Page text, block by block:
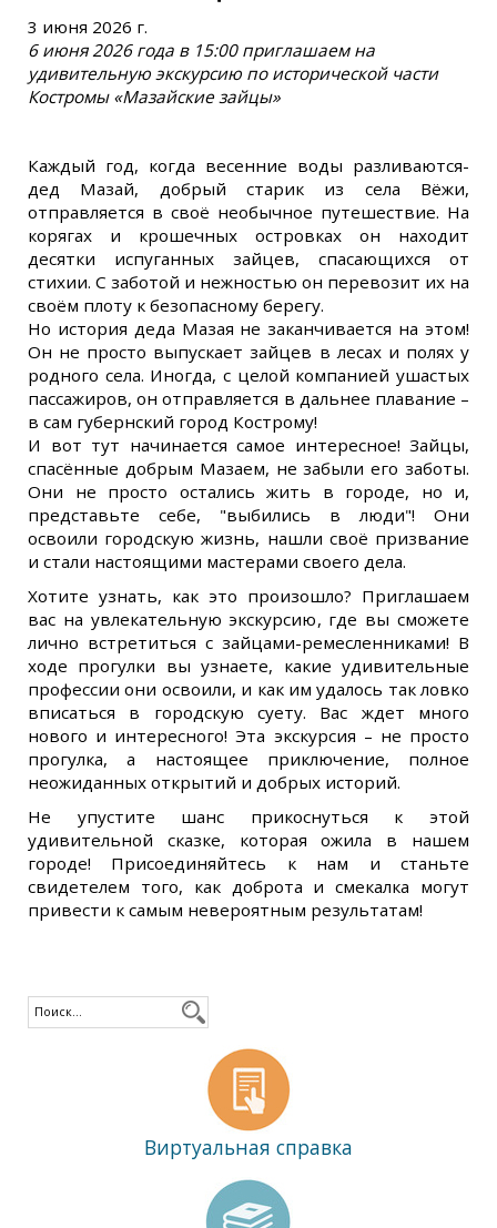
3 июня 2026 г.
6 июня 2026 года в 15:00 приглашаем на
удивительную экскурсию по исторической части
Костромы «Мазайские зайцы»
Каждый год, когда весенние воды разливаются-
дед Мазай, добрый старик из села Вёжи,
отправляется в своё необычное путешествие. На
корягах и крошечных островках он находит
десятки испуганных зайцев, спасающихся от
стихии. С заботой и нежностью он перевозит их на
своём плоту к безопасному берегу.
Но история деда Мазая не заканчивается на этом!
Он не просто выпускает зайцев в лесах и полях у
родного села. Иногда, с целой компанией ушастых
пассажиров, он отправляется в дальнее плавание –
в сам губернский город Кострому!
И вот тут начинается самое интересное! Зайцы,
спасённые добрым Мазаем, не забыли его заботы.
Они не просто остались жить в городе, но и,
представьте себе, "выбились в люди"! Они
освоили городскую жизнь, нашли своё призвание
и стали настоящими мастерами своего дела.
Хотите узнать, как это произошло? Приглашаем
вас на увлекательную экскурсию, где вы сможете
лично встретиться с зайцами-ремесленниками! В
ходе прогулки вы узнаете, какие удивительные
профессии они освоили, и как им удалось так ловко
вписаться в городскую суету. Вас ждет много
нового и интересного! Эта экскурсия – не просто
прогулка, а настоящее приключение, полное
неожиданных открытий и добрых историй.
Не упустите шанс прикоснуться к этой
удивительной сказке, которая ожила в нашем
городе! Присоединяйтесь к нам и станьте
свидетелем того, как доброта и смекалка могут
привести к самым невероятным результатам!
Виртуальная справка